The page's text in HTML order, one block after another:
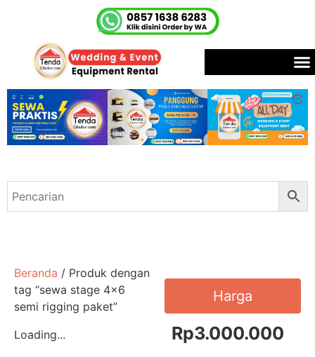
Beranda / Produk dengan
tag “sewa stage 4x6
semi rigging paket”
Loading...
Harga
Rp3.000.000